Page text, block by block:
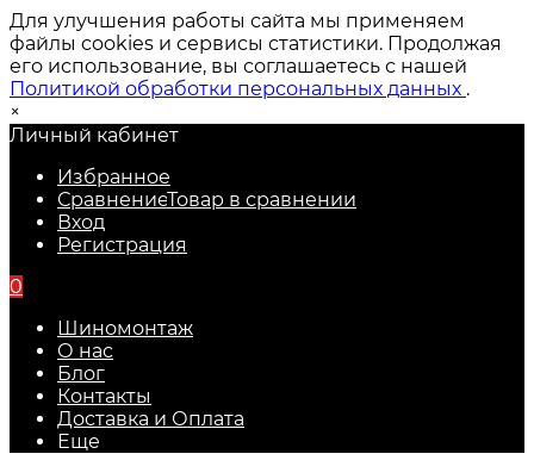
Для улучшения работы сайта мы применяем
файлы cookies и сервисы статистики. Продолжая
его использование, вы соглашаетесь с нашей
Политикой обработки персональных данных .
×
Личный кабинет
Избранное
СравнениеТовар в сравнении
Вход
Регистрация
0
Шиномонтаж
О нас
Блог
Контакты
Доставка и Оплата
Еще